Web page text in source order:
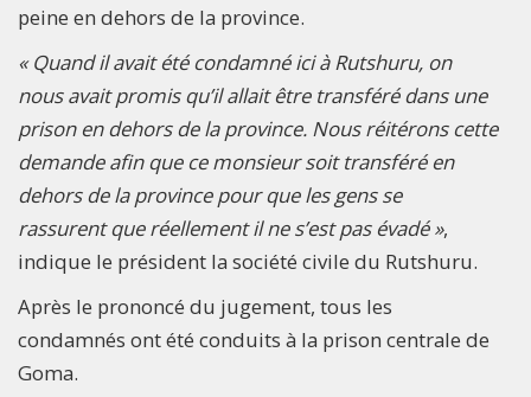
peine en dehors de la province.
« Quand il avait été condamné ici à Rutshuru, on
nous avait promis qu’il allait être transféré dans une
prison en dehors de la province. Nous réitérons cette
demande afin que ce monsieur soit transféré en
dehors de la province pour que les gens se
rassurent que réellement il ne s’est pas évadé »,
indique le président la société civile du Rutshuru.
Après le prononcé du jugement, tous les
condamnés ont été conduits à la prison centrale de
Goma.